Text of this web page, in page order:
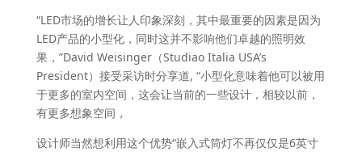
“LED市场的增长让人印象深刻，其中最重要的因素是因为
LED产品的小型化，同时这并不影响他们卓越的照明效
果，”David Weisinger（Studiao Italia USA’s
President）接受采访时分享道, “小型化意味着他可以被用
于更多的室内空间，这会让当前的一些设计，相较以前，
有更多想象空间，
设计师当然想利用这个优势“嵌入式筒灯不再仅仅是6英寸